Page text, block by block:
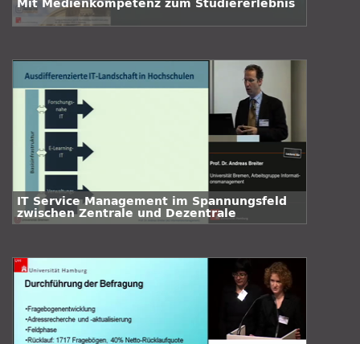
Mit Medienkompetenz zum Studiererlebnis
IT Service Management im Spannungsfeld
zwischen Zentrale und Dezentrale